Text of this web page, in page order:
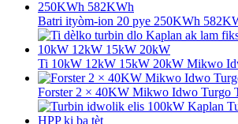
Batri ityòm-ion 20 pye 250KWh
Ti 10kW 12kW 15kW 20kW Mikwo
Forster 2 × 40KW Mikwo Idwo Turgo